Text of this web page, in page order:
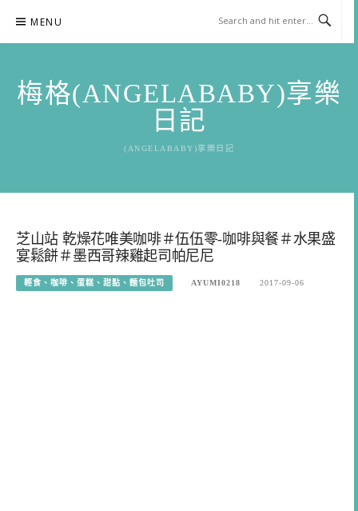
content
MENU
梅格(ANGELABABY)享樂
日記
(ANGELABABY)享樂日記
芝山站 乾燥花唯美咖啡＃伍伍零-咖啡與餐＃水果盛
宴鬆餅＃墨西哥辣雞起司帕尼尼
輕食、咖啡、蛋糕、甜點、麵包吐司 AYUMI0218 2017-09-06